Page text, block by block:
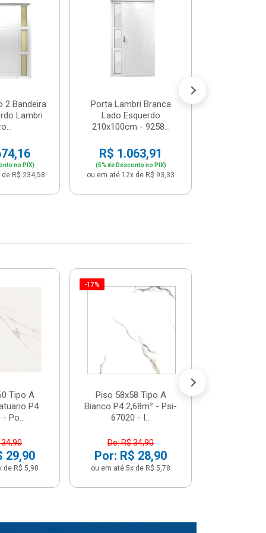
2 Bandeira
Lambri
no PIX)
R$ 234,58
Porta Lambri Branca
Lado Esquerdo
210x100cm - 9258...
R$ 1.063,91
(5% de Desconto no PIX)
ou em até 12x de R$ 93,33
Tipo A
P4
- Po...
34,90
29,90
de R$ 5,98
-17%
Piso 58x58 Tipo A
Bianco P4 2,68m² - Psi-
67020 - I...
De: R$ 34,90
Por: R$ 28,90
ou em até 5x de R$ 5,78